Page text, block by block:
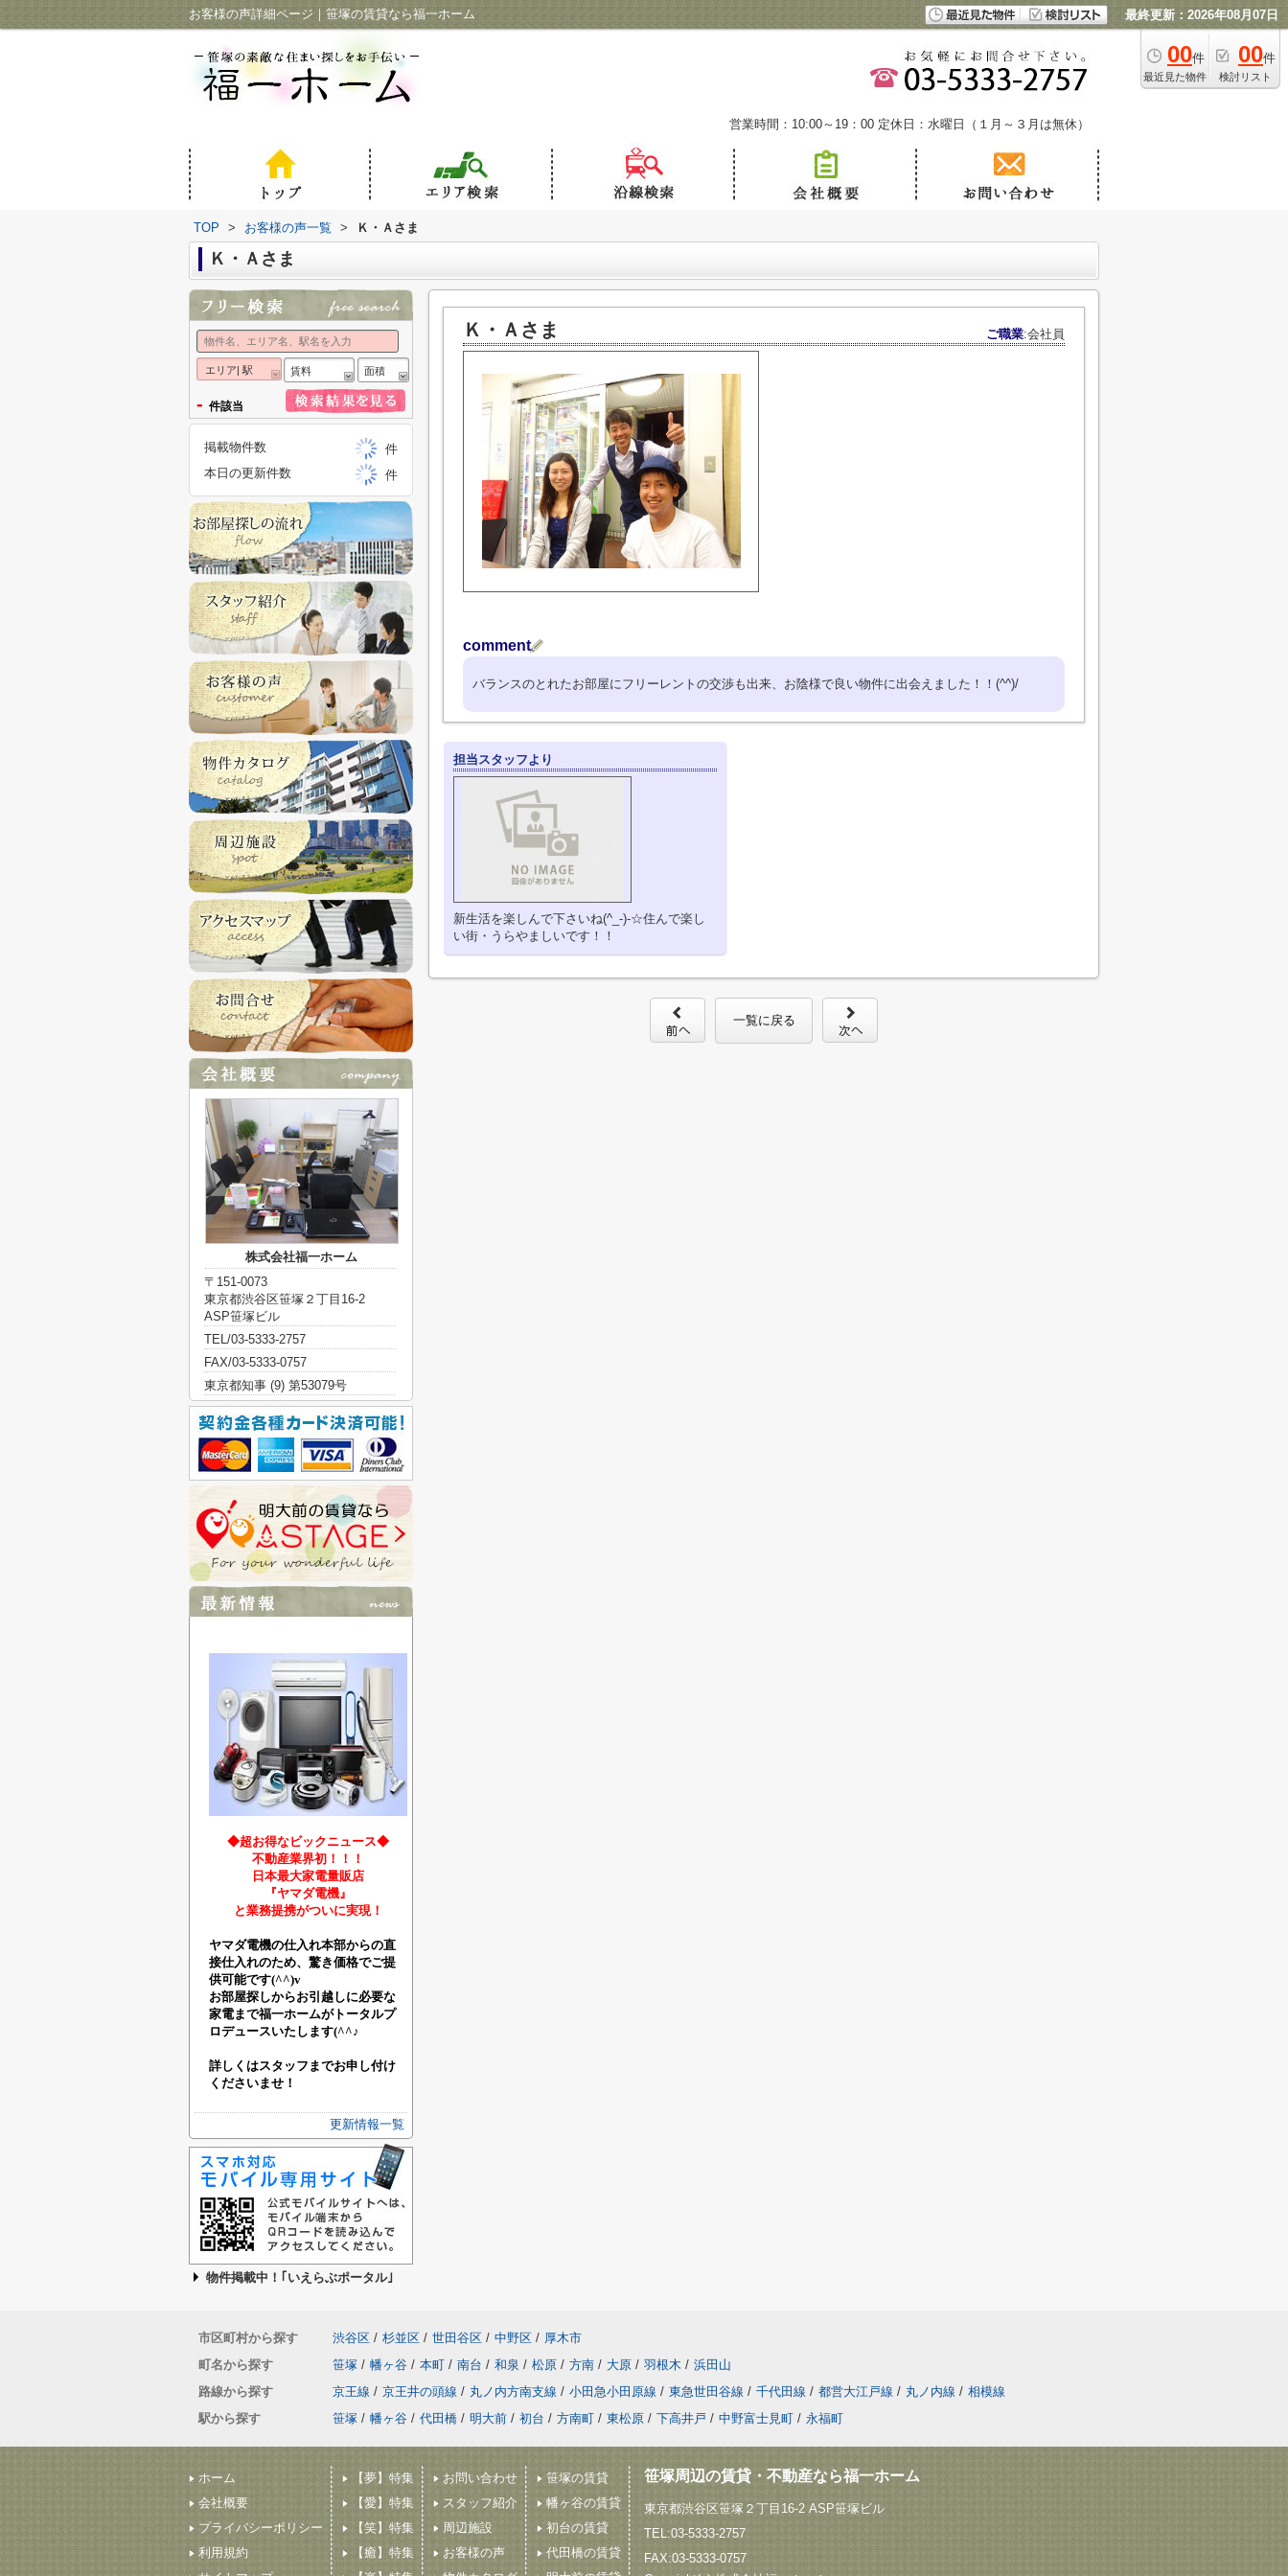
お客様の声詳細ページ｜笹塚の賃貸なら福一ホーム 最終更新：2026年08月07日
00件
最近見た物件
00件
検討リスト
営業時間：10:00～19：00 定休日：水曜日（１月～３月は無休）
TOP > お客様の声一覧 > Ｋ・Ａさま
Ｋ・Ａさま
Ｋ・Ａさま ご職業:会社員
comment
バランスのとれたお部屋にフリーレントの交渉も出来、お陰様で良い物件に出会えました！！(^^)/
担当スタッフより
新生活を楽しんで下さいね(^_-)-☆住んで楽し
い街・うらやましいです！！
一覧に戻る
エリア| 駅 賃料 面積
- 件該当
掲載物件数
件
本日の更新件数
件
株式会社福一ホーム
〒151-0073
東京都渋谷区笹塚２丁目16-2
ASP笹塚ビル
TEL/03-5333-2757
FAX/03-5333-0757
東京都知事 (9) 第53079号
◆超お得なビックニュース◆
不動産業界初！！！
日本最大家電量販店
『ヤマダ電機』
と業務提携がついに実現！
ヤマダ電機の仕入れ本部からの直
接仕入れのため、驚き価格でご提
供可能です(^^)v
お部屋探しからお引越しに必要な
家電まで福一ホームがトータルプ
ロデュースいたします(^^♪
詳しくはスタッフまでお申し付け
くださいませ！
更新情報一覧
物件掲載中！｢いえらぶポータル｣
市区町村から探す 渋谷区 / 杉並区 / 世田谷区 / 中野区 / 厚木市
町名から探す
笹塚 / 幡ヶ谷 / 本町 / 南台 / 和泉 / 松原 / 方南 / 大原 / 羽根木 / 浜田山
路線から探す
京王線 / 京王井の頭線 / 丸ノ内方南支線 / 小田急小田原線 / 東急世田谷線 / 千代田線 / 都営大江戸線 / 丸ノ内線 / 相模線
駅から探す
笹塚 / 幡ヶ谷 / 代田橋 / 明大前 / 初台 / 方南町 / 東松原 / 下高井戸 / 中野富士見町 / 永福町
ホーム
会社概要
プライバシーポリシー
利用規約
【夢】特集
【愛】特集
【笑】特集
【癒】特集
お問い合わせ
スタッフ紹介
周辺施設
お客様の声
笹塚の賃貸
幡ヶ谷の賃貸
初台の賃貸
代田橋の賃貸
笹塚周辺の賃貸・不動産なら福一ホーム
東京都渋谷区笹塚２丁目16-2 ASP笹塚ビル
TEL:03-5333-2757
FAX:03-5333-0757